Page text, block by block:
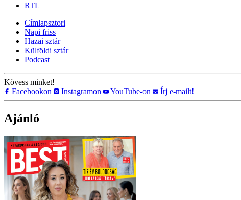
RTL
Címlapsztori
Napi friss
Hazai sztár
Külföldi sztár
Podcast
Kövess minket!
Facebookon
Instagramon YouTube-on Írj e-mailt!
Ajánló